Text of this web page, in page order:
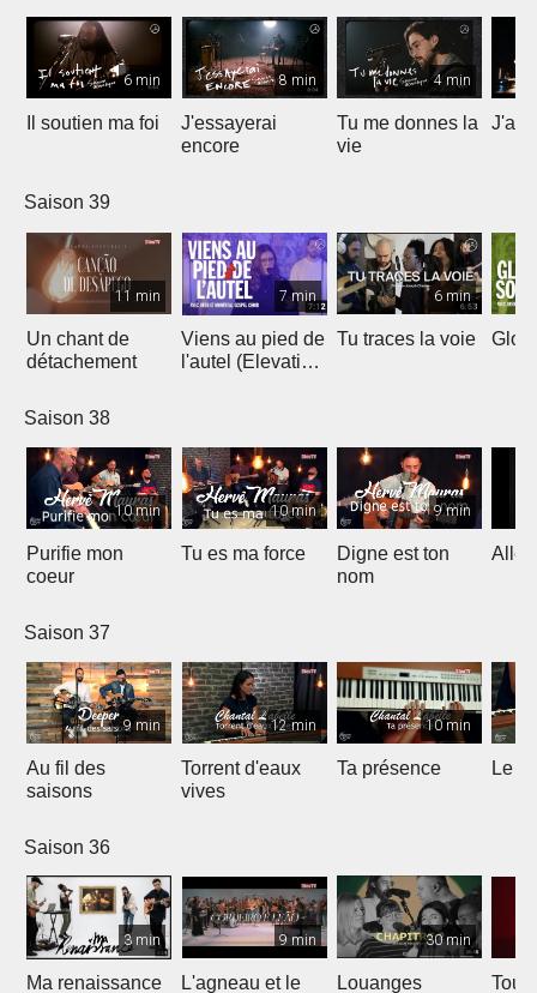
6 min
Il soutien ma foi
8 min
J'essayerai
encore
4 min
Tu me donnes la
vie
J'ai
Saison 39
11 min
Un chant de
détachement
7 min
Viens au pied de
l'autel (Elevation
6 min
Tu traces la voie
Saison 38
10 min
Purifie mon
coeur
10 min
Tu es ma force
9 min
Digne est ton
nom
Saison 37
9 min
Au fil des
saisons
12 min
Torrent d'eaux
vives
10 min
Ta présence Le
Saison 36
3 min
Ma renaissance
9 min
L'agneau et le
30 min
Louanges Tout